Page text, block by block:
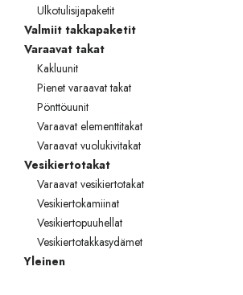
Ulkotulisijapaketit
Valmiit takkapaketit
Varaavat takat
Kakluunit
Pienet varaavat takat
Pönttöuunit
Varaavat elementtitakat
Varaavat vuolukivitakat
Vesikiertotakat
Varaavat vesikiertotakat
Vesikiertokamiinat
Vesikiertopuuhellat
Vesikiertotakkasydämet
Yleinen